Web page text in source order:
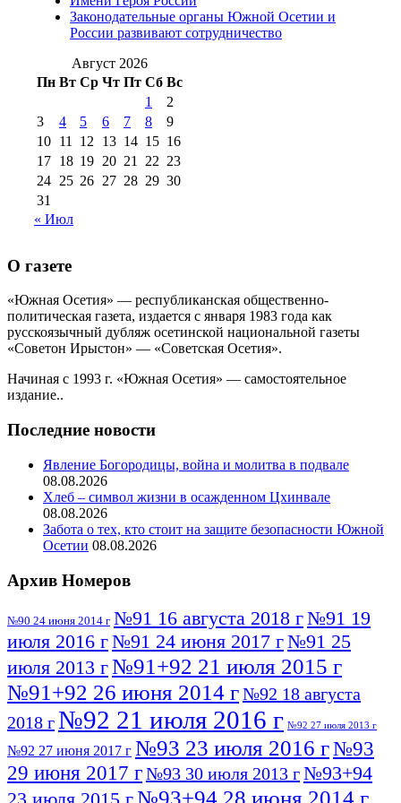
августа 2012 г(14) №98+99 11 июля
2017 г(9)
№99 4 августа
2016 г(12) №99 8 июля 2014 г
августа 2012 г(11)
августа 2013 г
(12)
Законодательные органы Южной Осетии и
России развивают сотрудничество
Август 2026
Пн Вт Ср Чт Пт Сб Вс
1
2
3
4 5 6 7 8
9
10 11 12 13 14 15 16
17 18 19 20 21 22 23
24 25 26 27 28 29 30
31
« Июл
О газете
«Южная Осетия» — республиканская общественно-
политическая газета, издается с января 1983 года как
русскоязычный дубляж осетинской национальной газеты
«Советон Ирыстон» — «Советская Осетия».
Начиная с 1993 г. «Южная Осетия» — самостоятельное
издание..
Последние новости
Явление Богородицы, война и молитва в подвале
08.08.2026
Хлеб – символ жизни в осажденном Цхинвале
08.08.2026
Забота о тех, кто стоит на защите безопасности Южной
Осетии 08.08.2026
Архив Номеров
№90 24 июня 2014 г №91 16 августа 2018 г№91 19
июля 2016 г№91 24 июня 2017 г№91 25
июля 2013 г№91+92 21 июля 2015 г
№91+92 26 июня 2014 г№92 18 августа
2018 г№92 21 июля 2016 г №92 27 июля 2013 г
№92 27 июня 2017 г №93 23 июля 2016 г№93
29 июня 2017 г№93 30 июля 2013 г№93+94
№93+94 28 июня 2014 г